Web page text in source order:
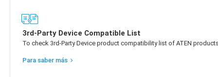
3rd-Party Device Compatible List
To check 3rd-Party Device product compatibility list of ATEN
Para saber más